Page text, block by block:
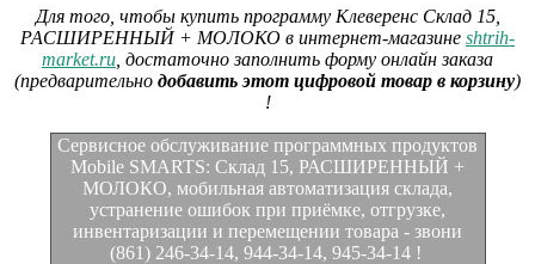
Для того, чтобы купить программу Клеверенс Склад 15,
РАСШИРЕННЫЙ + МОЛОКО в интернет-магазине shtrih-
market.ru , достаточно заполнить форму онлайн заказа
(предварительно добавить этот цифровой товар в корзину)
!
Сервисное обслуживание программных продуктов
Mobile SMARTS: Склад 15, РАСШИРЕННЫЙ +
МОЛОКО, мобильная автоматизация склада,
устранение ошибок при приёмке, отгрузке,
инвентаризации и перемещении товара - звони
(861) 246-34-14, 944-34-14, 945-34-14 !